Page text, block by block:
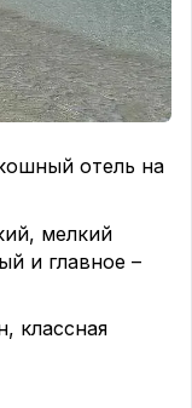
отель на
мелкий
и главное –
классная
дорогое